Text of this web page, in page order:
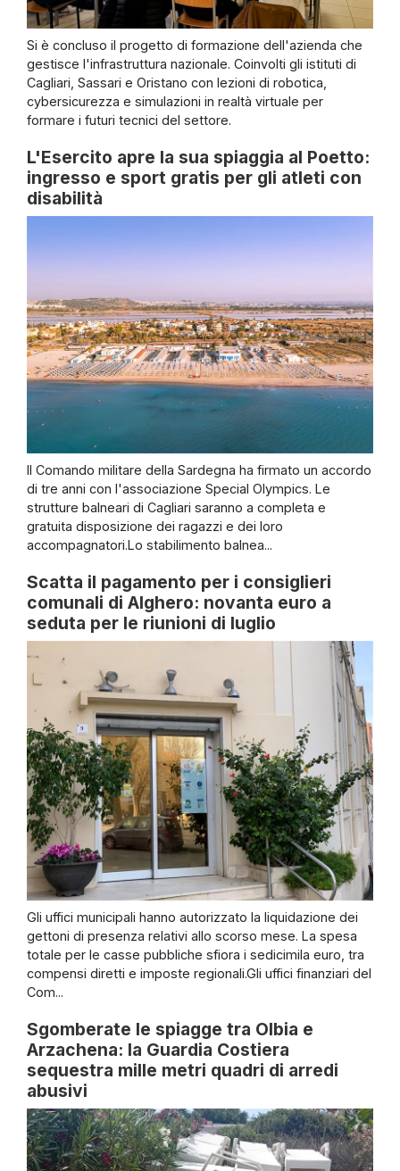
Si è concluso il progetto di formazione dell'azienda che
gestisce l'infrastruttura nazionale. Coinvolti gli istituti di
Cagliari, Sassari e Oristano con lezioni di robotica,
cybersicurezza e simulazioni in realtà virtuale per
formare i futuri tecnici del settore.
L'Esercito apre la sua spiaggia al Poetto:
ingresso e sport gratis per gli atleti con
disabilità
Il Comando militare della Sardegna ha firmato un accordo
di tre anni con l'associazione Special Olympics. Le
strutture balneari di Cagliari saranno a completa e
gratuita disposizione dei ragazzi e dei loro
accompagnatori.Lo stabilimento balnea...
Scatta il pagamento per i consiglieri
comunali di Alghero: novanta euro a
seduta per le riunioni di luglio
Gli uffici municipali hanno autorizzato la liquidazione dei
gettoni di presenza relativi allo scorso mese. La spesa
totale per le casse pubbliche sfiora i sedicimila euro, tra
compensi diretti e imposte regionali.Gli uffici finanziari del
Com...
Sgomberate le spiagge tra Olbia e
Arzachena: la Guardia Costiera
sequestra mille metri quadri di arredi
abusivi